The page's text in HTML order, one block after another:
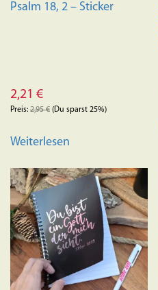
Psalm 18, 2 – Sticker
2,21 €
Preis: 2,95€ (Du sparst 25%)
Weiterlesen